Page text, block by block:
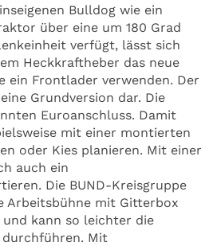
Bulldog wie ein
über eine um 180 Grad
verfügt, lässt sich
Heckkraftheber das neue
ein Frontlader verwenden. Der
Grundversion dar. Die
Euroanschluss. Damit
mit einer montierten
oder Kies planieren. Mit einer
auch ein
Die BUND-Kreisgruppe
Arbeitsbühne mit Gitterbox
kann so leichter die
durchführen. Mit